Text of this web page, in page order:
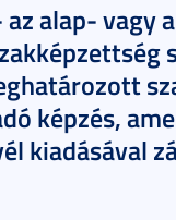
alap- vagy
képzés,
kiadásával